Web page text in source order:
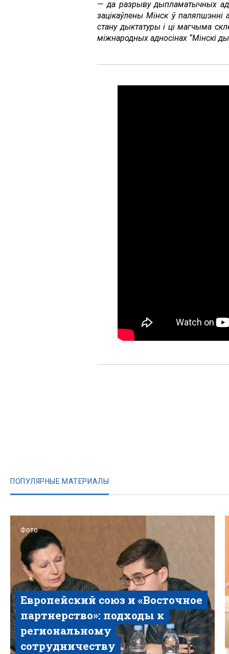
— да разрыву дыпламатычных
зацікаўлены Мінск ў паляпшэнні
стану дыктатуры і ці магчыма
міжнародных адносінах “Мінскі
ПОПУЛЯРНЫЕ МАТЕРИАЛЫ
Фото
Европейский союз и «Восточное
партнерство»: подходы к
региональному
сотрудничеству